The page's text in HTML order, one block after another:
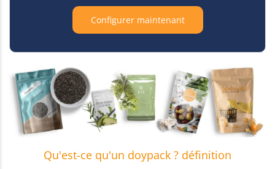
Configurer maintenant
Qu'est-ce qu'un doypack ? définition